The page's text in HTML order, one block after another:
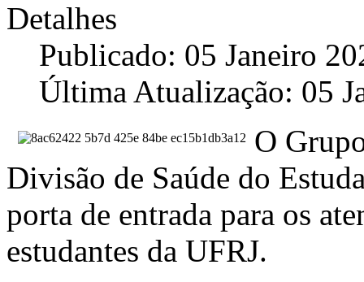
Detalhes
Publicado: 05 Janeiro
Última Atualização: 05
O
Divisão de Saúde do
porta de entrada para os
estudantes da UFRJ.